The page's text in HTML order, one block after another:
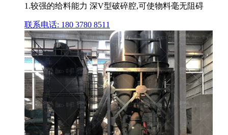
1.较强的给料能力 深V型破碎腔,可使物料毫无阻碍
联系电话: 180 3780 8511